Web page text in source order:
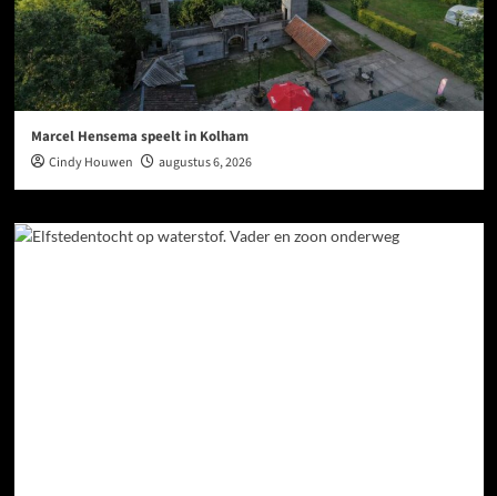
Marcel Hensema speelt in Kolham
Cindy Houwen augustus 6, 2026